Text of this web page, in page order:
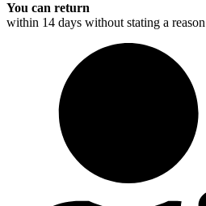
You can return
within 14 days without stating a reason